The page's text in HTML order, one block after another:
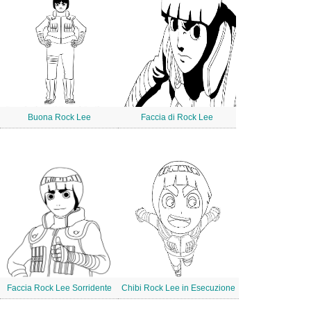
Buona Rock Lee Faccia di Rock Lee
Faccia Rock Lee Sorridente Chibi Rock Lee in Esecuzione